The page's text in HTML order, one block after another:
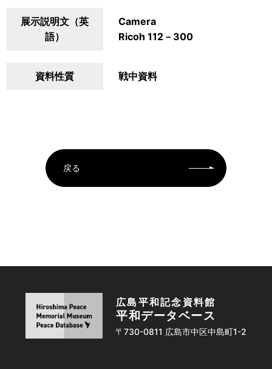
展示説明文（英
語）
Camera
Ricoh 112－300
資料性質 戦中資料
戻る
広島平和記念資料館
平和データベース
〒730-0811 広島市中区中島町1-2